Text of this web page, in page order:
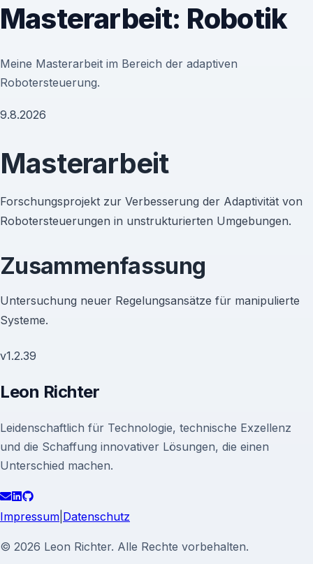
Masterarbeit: Robotik
Meine Masterarbeit im Bereich der adaptiven
Robotersteuerung.
9.8.2026
Masterarbeit
Forschungsprojekt zur Verbesserung der Adaptivität von
Robotersteuerungen in unstrukturierten Umgebungen.
Zusammenfassung
Untersuchung neuer Regelungsansätze für manipulierte
Systeme.
v1.2.39
Leon Richter
Leidenschaftlich für Technologie, technische Exzellenz
und die Schaffung innovativer Lösungen, die einen
Unterschied machen.
Impressum Datenschutz
© 2026 Leon Richter. Alle Rechte vorbehalten.